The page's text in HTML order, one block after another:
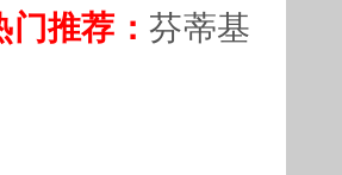
门推荐：芬蒂基